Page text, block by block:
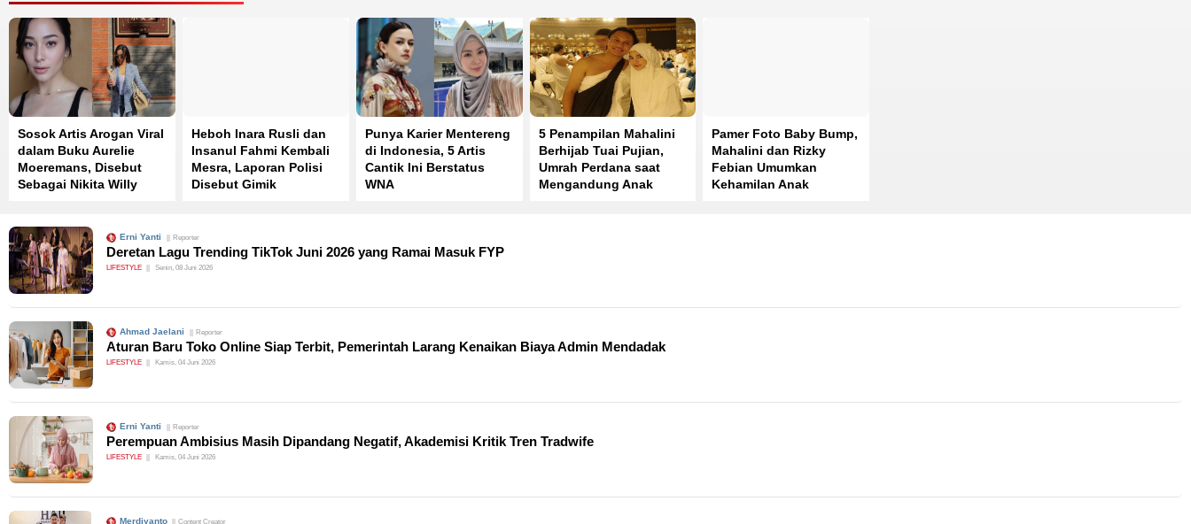
Sosok Artis Arogan Viral
dalam Buku Aurelie
Moeremans, Disebut
Sebagai Nikita Willy
Heboh Inara Rusli dan
Insanul Fahmi Kembali
Mesra, Laporan Polisi
Disebut Gimik
Punya Karier Mentereng
di Indonesia, 5 Artis
Cantik Ini Berstatus
WNA
5 Penampilan Mahalini
Berhijab Tuai Pujian,
Umrah Perdana saat
Mengandung Anak
Pamer Foto Baby Bump,
Mahalini dan Rizky
Febian Umumkan
Kehamilan Anak
Erni Yanti Reporter
Deretan Lagu Trending TikTok Juni 2026 yang Ramai Masuk FYP
LIFESTYLE Senin, 08 Juni 2026
Ahmad Jaelani Reporter
Aturan Baru Toko Online Siap Terbit, Pemerintah Larang Kenaikan Biaya Admin Mendadak
LIFESTYLE Kamis, 04 Juni 2026
Erni Yanti Reporter
Perempuan Ambisius Masih Dipandang Negatif, Akademisi Kritik Tren Tradwife
LIFESTYLE Kamis, 04 Juni 2026
Merdiyanto Content Creator